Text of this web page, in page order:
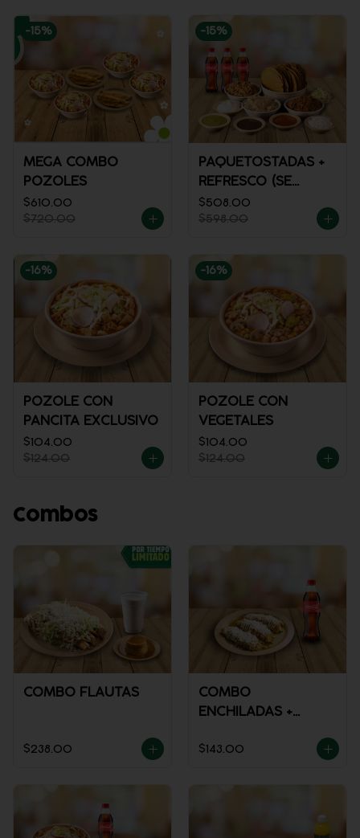
-15%
MEGA COMBO
POZOLES
$610.00
$720.00
-15%
PAQUETOSTADAS +
REFRESCO (SE
ENVÍA FRÍO)
$508.00
$598.00
-16%
POZOLE CON
PANCITA EXCLUSIVO
$104.00
$124.00
-16%
POZOLE CON
VEGETALES
$104.00
$124.00
Combos
COMBO FLAUTAS
$238.00
COMBO
ENCHILADAS +
$143.00